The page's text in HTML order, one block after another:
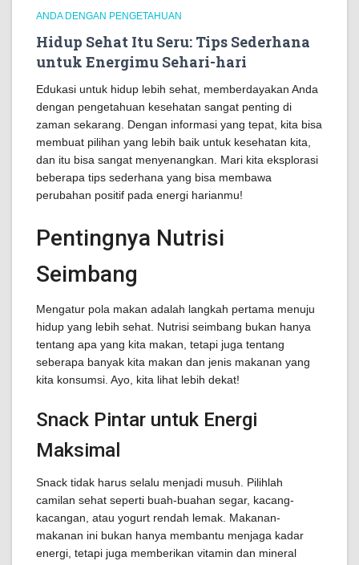
ANDA DENGAN PENGETAHUAN
Hidup Sehat Itu Seru: Tips Sederhana
untuk Energimu Sehari-hari
Edukasi untuk hidup lebih sehat, memberdayakan Anda
dengan pengetahuan kesehatan sangat penting di
zaman sekarang. Dengan informasi yang tepat, kita bisa
membuat pilihan yang lebih baik untuk kesehatan kita,
dan itu bisa sangat menyenangkan. Mari kita eksplorasi
beberapa tips sederhana yang bisa membawa
perubahan positif pada energi harianmu!
Pentingnya Nutrisi
Seimbang
Mengatur pola makan adalah langkah pertama menuju
hidup yang lebih sehat. Nutrisi seimbang bukan hanya
tentang apa yang kita makan, tetapi juga tentang
seberapa banyak kita makan dan jenis makanan yang
kita konsumsi. Ayo, kita lihat lebih dekat!
Snack Pintar untuk Energi
Maksimal
Snack tidak harus selalu menjadi musuh. Pilihlah
camilan sehat seperti buah-buahan segar, kacang-
kacangan, atau yogurt rendah lemak. Makanan-
makanan ini bukan hanya membantu menjaga kadar
energi, tetapi juga memberikan vitamin dan mineral